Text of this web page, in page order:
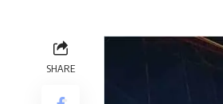
SHARE